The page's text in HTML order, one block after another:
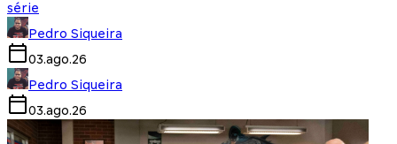
série
Pedro Siqueira
03.ago.26
Pedro Siqueira
03.ago.26